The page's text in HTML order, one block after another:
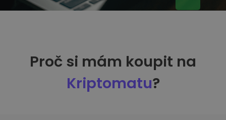
Proč si mám koupit na
Kriptomatu?